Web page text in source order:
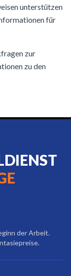
unterstützen
für
zur
zu den
der Arbeit.